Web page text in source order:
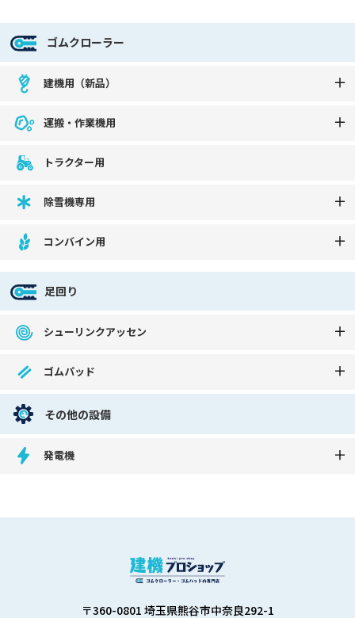
ゴムクローラー
建機用（新品）
運搬・作業機用
トラクター用
除雪機専用
コンバイン用
足回り
シューリンクアッセン
ゴムパッド
その他の設備
発電機
〒360-0801 埼玉県熊谷市中奈良292-1